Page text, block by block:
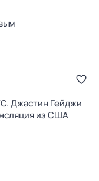
Джастин Гейджи
из США